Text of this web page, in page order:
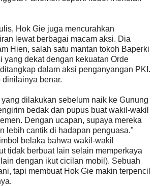
Hok Gie juga mencurahkan
lewat berbagai macam aksi. Dia
Hien, salah satu mantan tokoh Baperki
yang dekat dengan kekuatan Orde
dalam aksi penganyangan PKI.
dinilainya benar.
dilakukan sebelum naik ke Gunung
bedak dan pupus buat wakil-wakil
Dengan ucapan, supaya mereka
lebih cantik di hadapan penguasa."
belaka bahwa wakil-wakil
tidak berbuat lain selain memperkaya
dengan ikut cicilan mobil). Sebuah
tapi membuat Hok Gie makin terpencil